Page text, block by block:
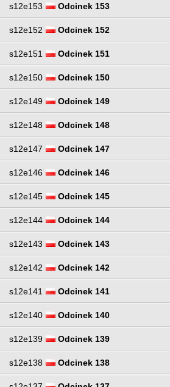
s12e153 Odcinek 153
s12e152 Odcinek 152
s12e151 Odcinek 151
s12e150 Odcinek 150
s12e149 Odcinek 149
s12e148 Odcinek 148
s12e147 Odcinek 147
s12e146 Odcinek 146
s12e145 Odcinek 145
s12e144 Odcinek 144
s12e143 Odcinek 143
s12e142 Odcinek 142
s12e141 Odcinek 141
s12e140 Odcinek 140
s12e139 Odcinek 139
s12e138 Odcinek 138